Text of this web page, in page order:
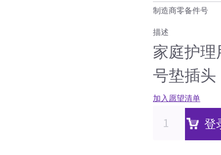
制造商零备件号
描述
家庭护
号垫插
加入愿望清单
登